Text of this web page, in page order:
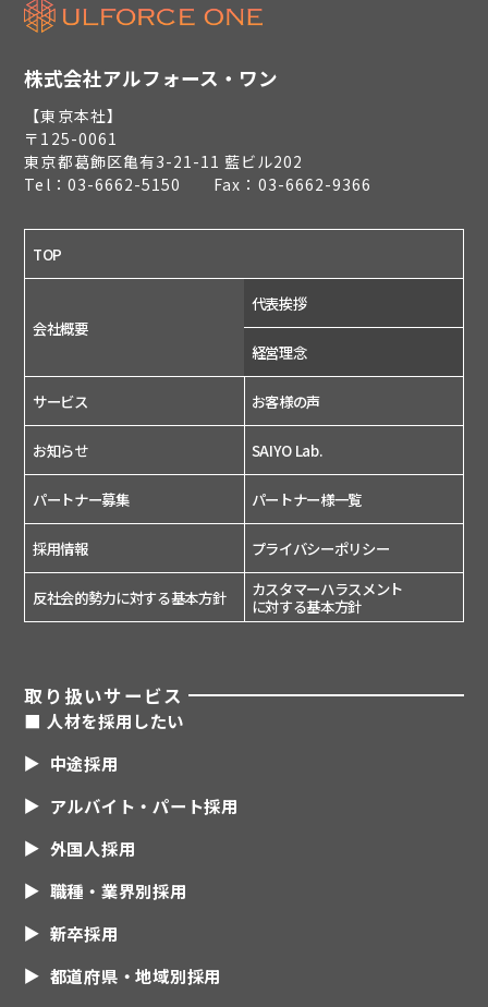
株式会社アルフォース・ワン
【東京本社】
〒125-0061
東京都葛飾区亀有3-21-11 藍ビル202
Tel：03-6662-5150 Fax：03-6662-9366
TOP
会社概要
代表挨拶
経営理念
サービス お客様の声
お知らせ SAIYO Lab.
パートナー募集 パートナー様一覧
採用情報 プライバシーポリシー
反社会的勢力に対する基本方針
カスタマーハラスメント
に対する基本方針
取り扱いサービス
■ 人材を採用したい
中途採用
アルバイト・パート採用
外国人採用
職種・業界別採用
新卒採用
都道府県・地域別採用